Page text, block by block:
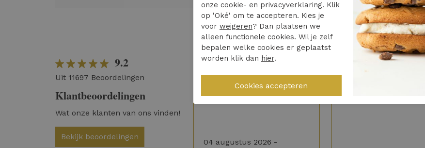
9.2
Uit 11697 Beoordelingen
Klantbeoordelingen
Wat onze klanten van ons vinden!
Bekijk beoordelingen
5/5
Hele fijne ervaring
04 augustus 2026 -
4/5
onze cookie- en privacyverklaring. Klik
op 'Oké' om te accepteren. Kies je
voor weigeren? Dan plaatsen we
alleen functionele cookies. Wil je zelf
bepalen welke cookies er geplaatst
worden klik dan hier.